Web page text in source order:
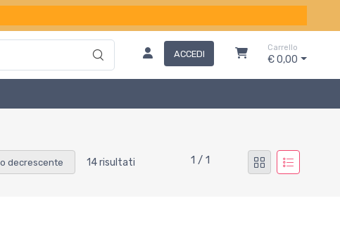
ACCEDI
Carrello
€ 0,00
decrescente 14 risultati 1 / 1